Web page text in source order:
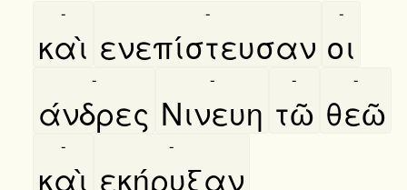
καὶ
-
ενεπίστευσαν
-
οι
-
άνδρες
-
Νινευη
-
τῶ
-
θεῶ
-
καὶ
-
εκήρυξαν
-